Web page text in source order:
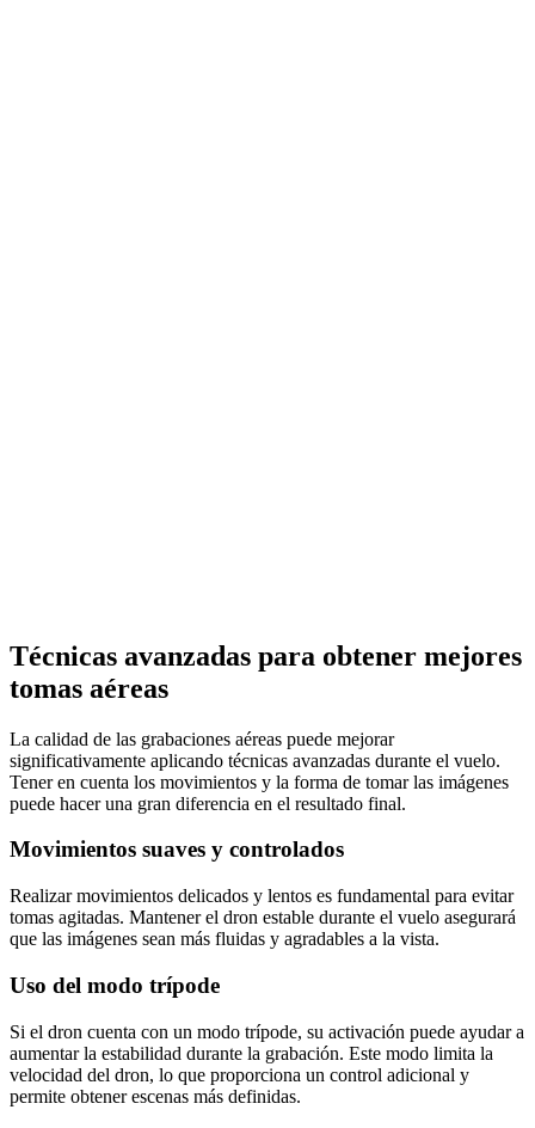
Técnicas avanzadas para obtener mejores
tomas aéreas
La calidad de las grabaciones aéreas puede mejorar
significativamente aplicando técnicas avanzadas durante el vuelo.
Tener en cuenta los movimientos y la forma de tomar las imágenes
puede hacer una gran diferencia en el resultado final.
Movimientos suaves y controlados
Realizar movimientos delicados y lentos es fundamental para evitar
tomas agitadas. Mantener el dron estable durante el vuelo asegurará
que las imágenes sean más fluidas y agradables a la vista.
Uso del modo trípode
Si el dron cuenta con un modo trípode, su activación puede ayudar a
aumentar la estabilidad durante la grabación. Este modo limita la
velocidad del dron, lo que proporciona un control adicional y
permite obtener escenas más definidas.